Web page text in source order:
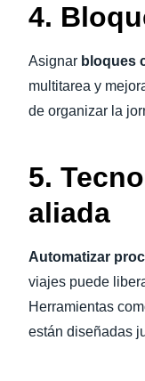
4.
Asignar bloques
multitarea y
de organizar la
5.
aliada
Automatizar
viajes puede
Herramientas
están diseñadas